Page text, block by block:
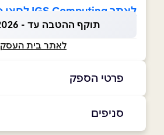
לאתר IGS Computing לחצו כאן>>
תוקף ההטבה עד - 06.09.2026
לאתר בית העסק
פרטי הספק
באתר
סניפים